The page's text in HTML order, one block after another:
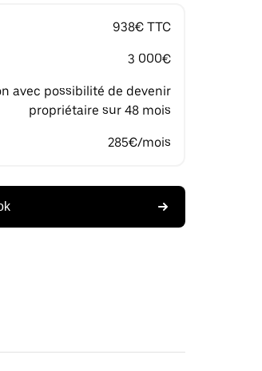
938€ TTC
3 000€
avec possibilité de devenir
propriétaire sur 48 mois
285€/mois